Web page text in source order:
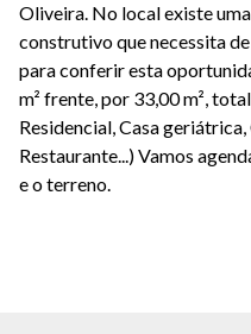
Oliveira. No local existe
construtivo que necessita
para conferir esta
m² frente, por 33,00 m²,
Residencial, Casa
Restaurante...) Vamos
e o terreno.